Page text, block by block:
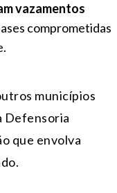
vazamentos
comprometidas
municípios
Defensoria
que envolva